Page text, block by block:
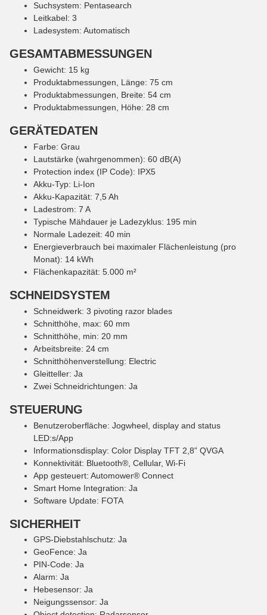
Suchsystem: Pentasearch
Leitkabel: 3
Ladesystem: Automatisch
GESAMTABMESSUNGEN
Gewicht: 15 kg
Produktabmessungen, Länge: 75 cm
Produktabmessungen, Breite: 54 cm
Produktabmessungen, Höhe: 28 cm
GERÄTEDATEN
Farbe: Grau
Lautstärke (wahrgenommen): 60 dB(A)
Protection index (IP Code): IPX5
Akku-Typ: Li-Ion
Akku-Kapazität: 7,5 Ah
Ladestrom: 7 A
Typische Mähdauer je Ladezyklus: 195 min
Normale Ladezeit: 40 min
Energieverbrauch bei maximaler Flächenleistung (pro
Monat): 14 kWh
Flächenkapazität: 5.000 m²
SCHNEIDSYSTEM
Schneidwerk: 3 pivoting razor blades
Schnitthöhe, max: 60 mm
Schnitthöhe, min: 20 mm
Arbeitsbreite: 24 cm
Schnitthöhenverstellung: Electric
Gleitteller: Ja
Zwei Schneidrichtungen: Ja
STEUERUNG
Benutzeroberfläche: Jogwheel, display and status
LED:s/App
Informationsdisplay: Color Display TFT 2,8” QVGA
Konnektivität: Bluetooth®, Cellular, Wi-Fi
App gesteuert: Automower® Connect
Smart Home Integration: Ja
Software Update: FOTA
SICHERHEIT
GPS-Diebstahlschutz: Ja
GeoFence: Ja
PIN-Code: Ja
Alarm: Ja
Hebesensor: Ja
Neigungssensor: Ja